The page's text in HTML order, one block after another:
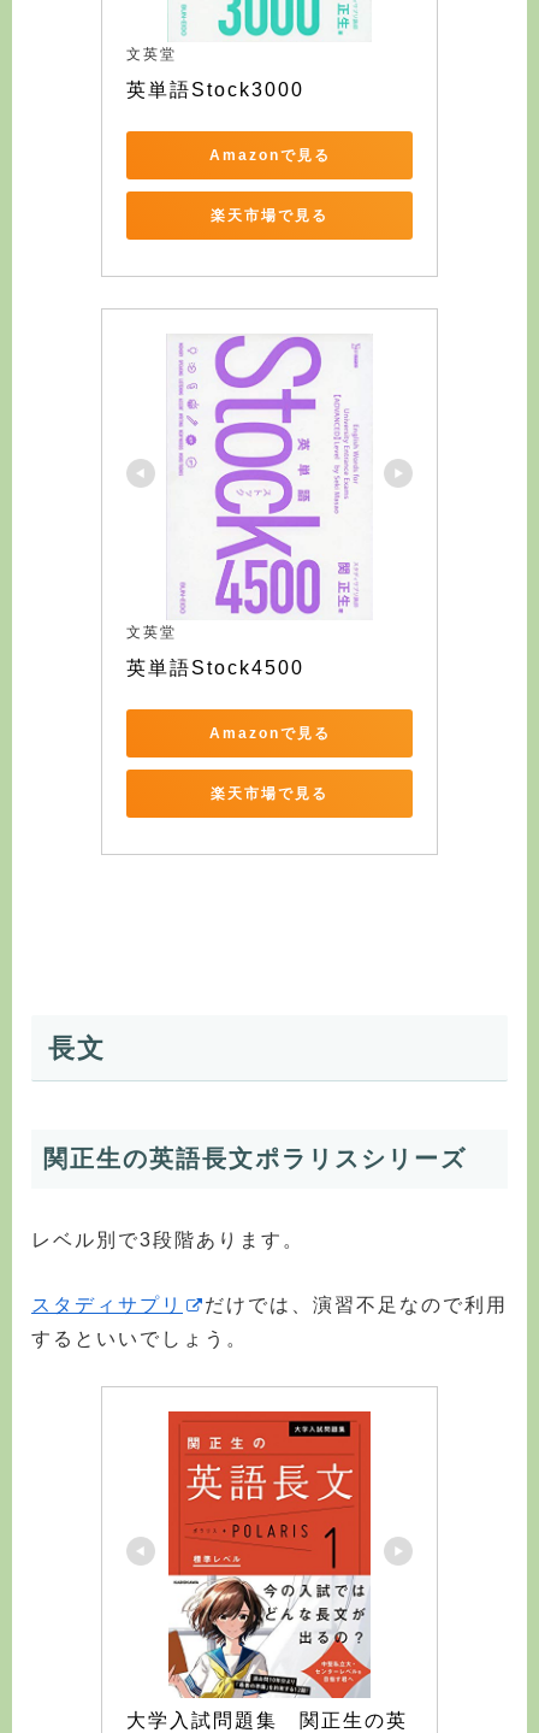
文英堂
英単語Stock3000
Amazonで見る
楽天市場で見る
文英堂
英単語Stock4500
Amazonで見る
楽天市場で見る
長文
関正生の英語長文ポラリスシリーズ
レベル別で3段階あります。
スタディサプリ
だけでは、演習不足なので利用
するといいでしょう。
大学入試問題集　関正生の英